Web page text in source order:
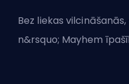
Bez liekas
n&rsquo; Mayhem